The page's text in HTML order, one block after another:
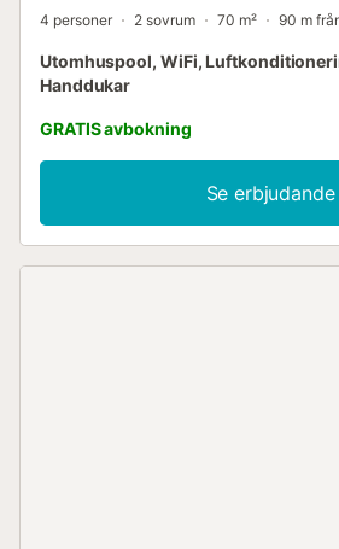
4 personer 2 sovrum 70 m² 90 m
Utomhuspool, WiFi,
Handdukar
GRATIS avbokning
Se erbjudande